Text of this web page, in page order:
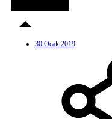
30 Ocak 2019